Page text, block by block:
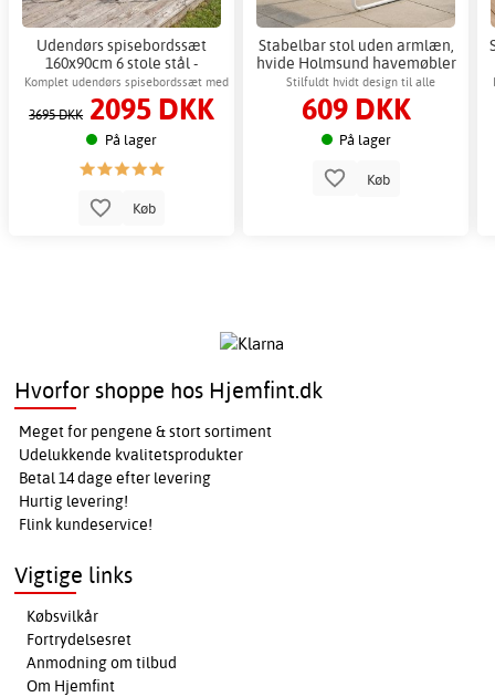
Udendørs spisebordssæt
160x90cm 6 stole stål -
Zanzibar + Møbelpleje
Komplet udendørs spisebordssæt med
6 stole
3695 DKK 2095 DKK
På lager
Køb
Stabelbar stol uden armlæn,
hvide Holmsund havemøbler
Stilfuldt hvidt design til alle
udendørsmiljøer
609 DKK
På lager
Køb
Hvorfor shoppe hos Hjemfint.dk
Meget for pengene & stort sortiment
Udelukkende kvalitetsprodukter
Betal 14 dage efter levering
Hurtig levering!
Flink kundeservice!
Vigtige links
Købsvilkår
Fortrydelsesret
Anmodning om tilbud
Om Hjemfint